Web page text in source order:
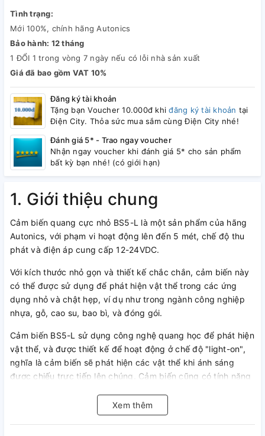
Tình trạng:
Mới 100%, chính hãng Autonics
Bảo hành: 12 tháng
1 ĐỔI 1 trong vòng 7 ngày nếu có lỗi nhà sản xuất
Giá đã bao gồm VAT 10%
Đăng ký tài khoản
Tặng bạn Voucher 10.000đ khiđăng ký tài khoản tại
Điện City. Thỏa sức mua sắm cùng Điện City nhé!
Đánh giá 5* - Trao ngay voucher
Nhận ngay voucher khi đánh giá 5* cho sản phẩm
bất kỳ bạn nhé! (có giới hạn)
1. Giới thiệu chung
Cảm biến quang cực nhỏ BS5-L là một sản phẩm của hãng
Autonics, với phạm vi hoạt động lên đến 5 mét, chế độ thu
phát và điện áp cung cấp 12-24VDC.
Với kích thước nhỏ gọn và thiết kế chắc chắn, cảm biến này
có thể được sử dụng để phát hiện vật thể trong các ứng
dụng nhỏ và chật hẹp, ví dụ như trong ngành công nghiệp
nhựa, gỗ, cao su, bao bì, và đóng gói.
Cảm biến BS5-L sử dụng công nghệ quang học để phát hiện
vật thể, và được thiết kế để hoạt động ở chế độ "light-on",
nghĩa là cảm biến sẽ phát hiện các vật thể khi ánh sáng
được chiếu trực tiếp lên chúng. Cảm biến cũng có tính năng
Xem thêm